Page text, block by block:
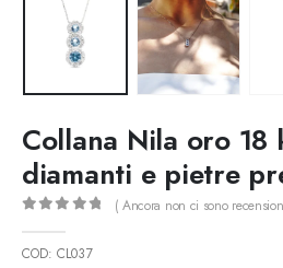
Collana Nila oro 18
diamanti e pietre
( Ancora non ci sono
COD:CL037